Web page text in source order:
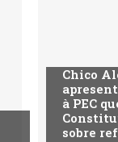
Chico
à PEC
sobre